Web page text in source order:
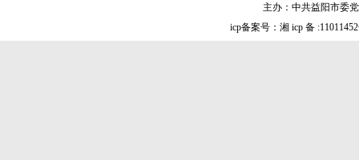
主办：中共益阳市委
icp备案号：湘 icp 备